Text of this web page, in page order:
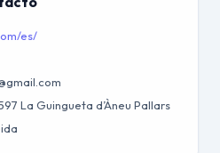
es/
La Guingueta d’Àneu Pallars